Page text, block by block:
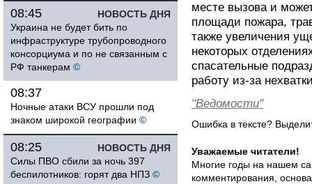
НОВОСТЬ ДНЯ
08:45
Украина не будет бить по
инфраструктуре трубопроводного
консорциума и по не связанным с
РФ танкерам ©
08:37
Ночные атаки ВСУ прошли под
знаком широкой географии ©
НОВОСТЬ ДНЯ
08:25
Силы ПВО сбили за ночь 397
беспилотников: горят два НПЗ ©
месте вызова и
площади пожара,
также увеличения
некоторых
спасательные
работу из-за
"Ведомости"
Ошибка в тексте?
Уважаемые читатели!
Многие годы на нашем
комментирования,